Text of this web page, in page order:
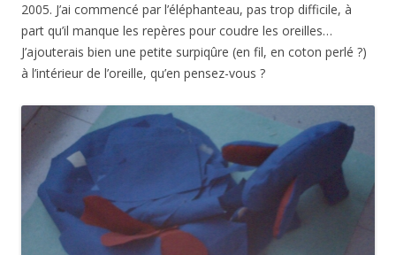
2005. J’ai commencé par l’éléphanteau, pas trop difficile, à
part qu’il manque les repères pour coudre les oreilles…
J’ajouterais bien une petite surpiqûre (en fil, en coton perlé ?)
à l’intérieur de l’oreille, qu’en pensez-vous ?